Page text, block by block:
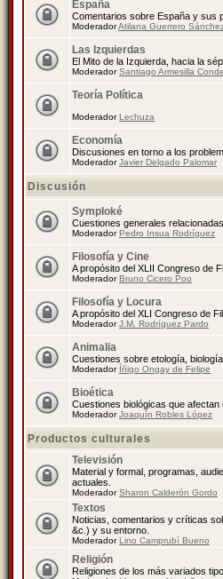
España
Comentarios sobre España y sus
ModeradorAtilana Guerrero
Las Izquierdas
El Mito de la Izquierda, hacia la
ModeradorSantiago Armesilla Conde
Teoría Política
ModeradorLechuza
Economía
Discusiones en torno a los
ModeradorJavier Delgado Palomar
Discusión
Symploké
Cuestiones generales
ModeradorPedro Insua Rodríguez
Filosofía y Cine
A propósito del XLII Congreso de
ModeradorBruno Cicero Poo
Filosofía y Locura
A propósito del XLI Congreso de
ModeradorJ.M. Rodríguez Pardo
Animalia
Cuestiones sobre etología,
Moderador Íñigo Ongay de Felipe
Bioética
Cuestiones biológicas que
ModeradorJoaquín Robles López
Productos culturales
Televisión
Material y formal, programas,
actuales.
ModeradorSharon Calderón Gordo
Textos
Noticias, comentarios y críticas
&c.) y su entorno.
ModeradorLino Camprubí Bueno
Religión
Religiones de los más variados